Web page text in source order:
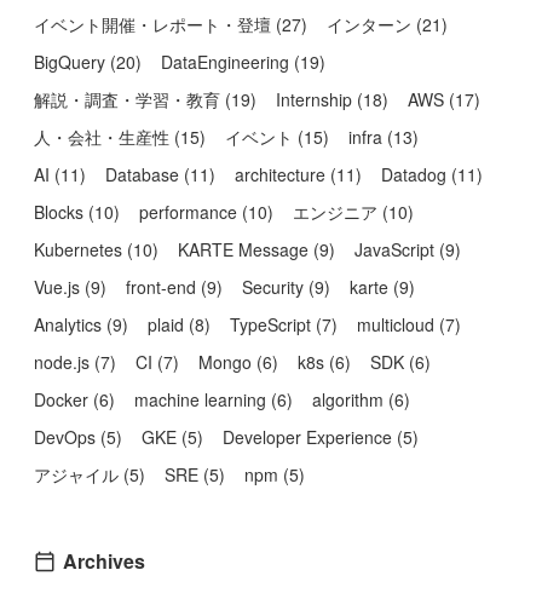
イベント開催・レポート・登壇 (27) インターン (21)
BigQuery (20) DataEngineering (19)
解説・調査・学習・教育 (19) Internship (18) AWS (17)
人・会社・生産性 (15) イベント (15) infra (13)
AI (11) Database (11) architecture (11) Datadog (11)
Blocks (10) performance (10) エンジニア (10)
Kubernetes (10) KARTE Message (9) JavaScript (9)
Vue.js (9) front-end (9) Security (9) karte (9)
Analytics (9) plaid (8) TypeScript (7) multicloud (7)
node.js (7) CI (7) Mongo (6) k8s (6) SDK (6)
Docker (6) machine learning (6) algorithm (6)
DevOps (5) GKE (5) Developer Experience (5)
アジャイル (5) SRE (5) npm (5)
Archives